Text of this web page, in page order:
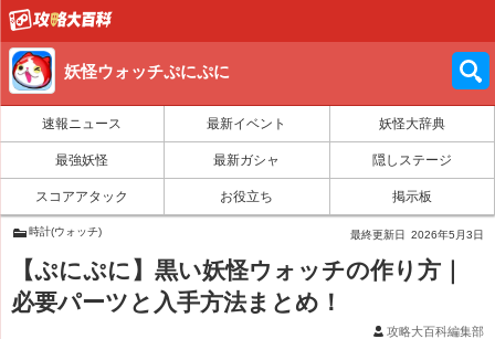
妖怪ウォッチぷにぷに
速報ニュース 最新イベント 妖怪大辞典
最強妖怪 最新ガシャ 隠しステージ
スコアアタック お役立ち 掲示板
時計(ウォッチ) 最終更新日 2026年5月3日
【ぷにぷに】黒い妖怪ウォッチの作り方｜
必要パーツと入手方法まとめ！
攻略大百科編集部